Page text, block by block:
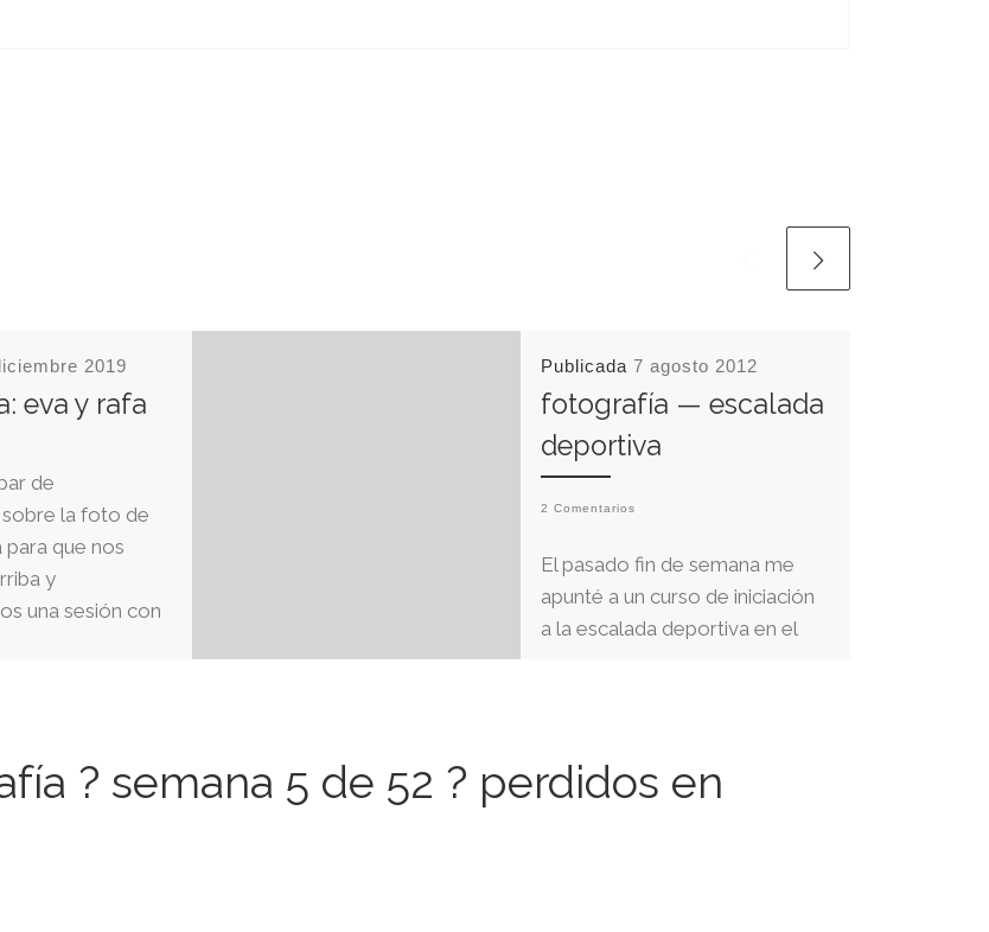
2019
eva y rafa
de
la foto de
para que nos
y
una sesión con
Publicada7 agosto 2012
fotografía — escalada
deportiva
2 Comentarios
El pasado fin de semana me
apunté a un curso de iniciación
a la escalada deportiva en el
? semana 5 de 52 ? perdidos en